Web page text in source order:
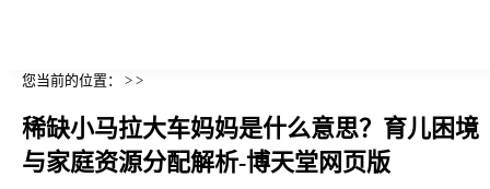
您当前的位置： > >
稀缺小马拉大车妈妈是什么意思？育儿困境
与家庭资源分配解析-博天堂网页版